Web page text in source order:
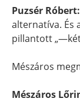
Puzsér Róbert:
alternatíva. És
pillantott
Mészáros
Mészáros